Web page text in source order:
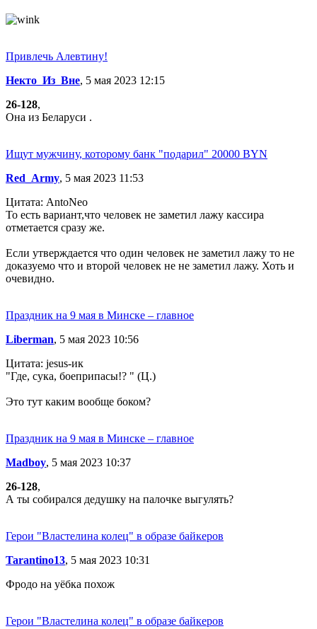
Привлечь Алевтину!
Некто_Из_Вне, 5 мая 2023 12:15
26-128,
Она из Беларуси .
Ищут мужчину, которому банк "подарил" 20000 BYN
Red_Army, 5 мая 2023 11:53
Цитата: AntoNeo
То есть вариант,что человек не заметил лажу кассира
отметается сразу же.
Если утверждается что один человек не заметил лажу то не
доказуемо что и второй человек не не заметил лажу. Хоть и
очевидно.
Праздник на 9 мая в Минске – главное
Liberman, 5 мая 2023 10:56
Цитата: jesus-ик
"Где, сука, боеприпасы!? " (Ц.)
Это тут каким вообще боком?
Праздник на 9 мая в Минске – главное
Madboy, 5 мая 2023 10:37
26-128,
А ты собирался дедушку на палочке выгулять?
Герои "Властелина колец" в образе байкеров
Tarantino13, 5 мая 2023 10:31
Фродо на уёбка похож
Герои "Властелина колец" в образе байкеров